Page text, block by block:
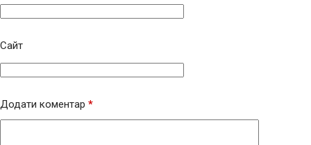
Сайт
Додати коментар *